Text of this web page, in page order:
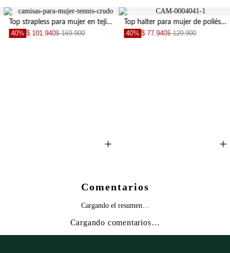
+
Top strapless para mujer en tejido suave beige entallado con botones asimétricos
40% $ 101.940$ 169.900
+
Top halter para mujer de poliéster naranja corte crop con textura arrugada
40% $ 77.940$ 129.900
Comentarios
Cargando el resumen…
Cargando comentarios…